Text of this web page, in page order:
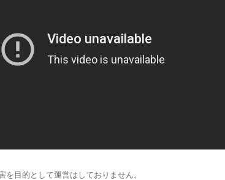
を目的として運営はしておりません。